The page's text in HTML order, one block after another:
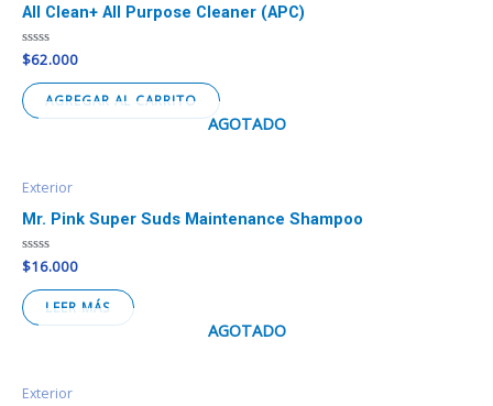
All Clean+ All Purpose Cleaner (APC)
Valorado
en
0
de
5
$62.000
AGREGAR AL CARRITO
AGOTADO
Exterior
Mr. Pink Super Suds Maintenance Shampoo
Valorado
en
0
de
5
$16.000
LEER MÁS
AGOTADO
Exterior